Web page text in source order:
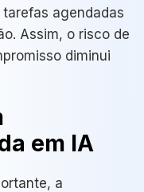
agendadas
Assim, o risco de
diminui
em IA
a